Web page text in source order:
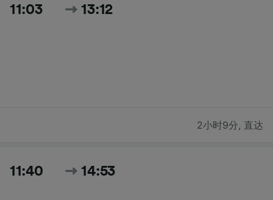
11:03 13:12
2小时9分, 直达
11:40 14:53